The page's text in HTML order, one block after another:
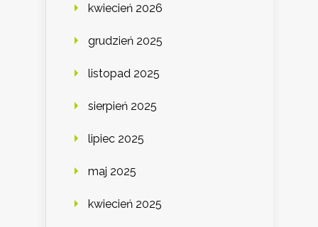
kwiecień 2026
grudzień 2025
listopad 2025
sierpień 2025
lipiec 2025
maj 2025
kwiecień 2025